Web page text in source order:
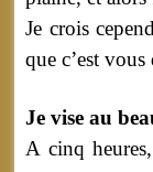
Je crois
que c’est
Je vise au
A cinq